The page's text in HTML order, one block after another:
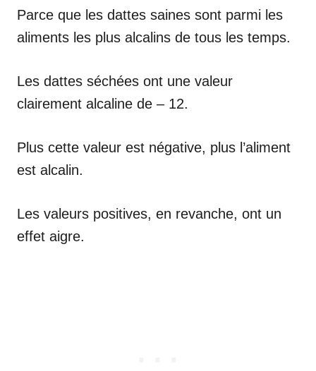
Parce que les dattes saines sont parmi les
aliments les plus alcalins de tous les temps.
Les dattes séchées ont une valeur
clairement alcaline de – 12.
Plus cette valeur est négative, plus l’aliment
est alcalin.
Les valeurs positives, en revanche, ont un
effet aigre.